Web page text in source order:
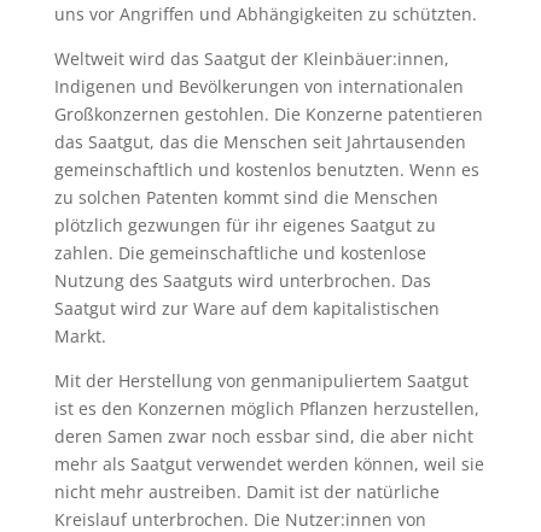
uns vor Angriffen und Abhängigkeiten zu schützten.
Weltweit wird das Saatgut der Kleinbäuer:innen,
Indigenen und Bevölkerungen von internationalen
Großkonzernen gestohlen. Die Konzerne patentieren
das Saatgut, das die Menschen seit Jahrtausenden
gemeinschaftlich und kostenlos benutzten. Wenn es
zu solchen Patenten kommt sind die Menschen
plötzlich gezwungen für ihr eigenes Saatgut zu
zahlen. Die gemeinschaftliche und kostenlose
Nutzung des Saatguts wird unterbrochen. Das
Saatgut wird zur Ware auf dem kapitalistischen
Markt.
Mit der Herstellung von genmanipuliertem Saatgut
ist es den Konzernen möglich Pflanzen herzustellen,
deren Samen zwar noch essbar sind, die aber nicht
mehr als Saatgut verwendet werden können, weil sie
nicht mehr austreiben. Damit ist der natürliche
Kreislauf unterbrochen. Die Nutzer:innen von